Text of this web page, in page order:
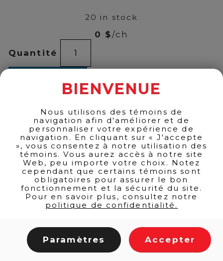
20 in stock
0 $ /ch
Quantité
J.TRIGGS
RESERVE
750ML
quantity
BACK TO PRODUCTS
BIENVENUE
Nous utilisons des témoins de
navigation afin d'améliorer et de
personnaliser votre expérience de
navigation. En cliquant sur « J'accepte
», vous consentez à notre utilisation des
témoins. Vous aurez accès à notre site
Web, peu importe votre choix. Notez
cependant que certains témoins sont
obligatoires pour assurer le bon
fonctionnement et la sécurité du site.
Pour en savoir plus, consultez notre
politique de confidentialité.
Paramètres Accepter